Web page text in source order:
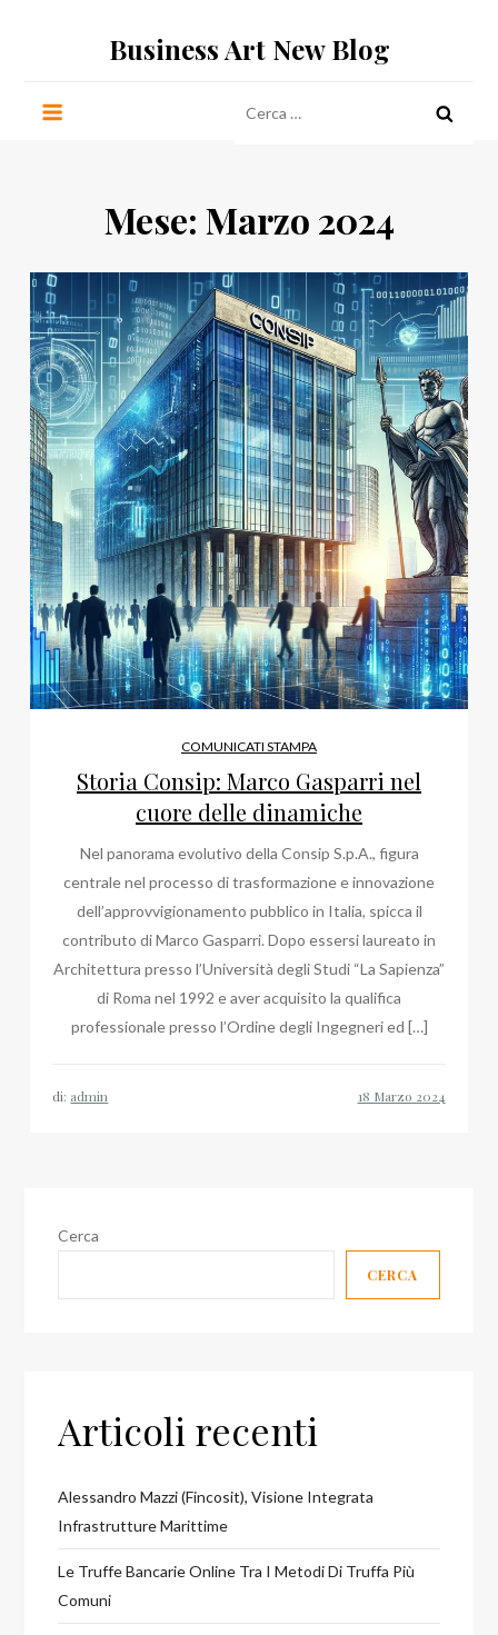
Business Art New Blog
per:
Mese: Marzo 2024
COMUNICATI STAMPA
Storia Consip: Marco Gasparri nel
cuore delle dinamiche
Nel panorama evolutivo della Consip S.p.A., figura
centrale nel processo di trasformazione e innovazione
dell’approvvigionamento pubblico in Italia, spicca il
contributo di Marco Gasparri. Dopo essersi laureato in
Architettura presso l’Università degli Studi “La Sapienza”
di Roma nel 1992 e aver acquisito la qualifica
professionale presso l’Ordine degli Ingegneri ed […]
di: admin
Cerca
CERCA
Articoli recenti
Alessandro Mazzi (Fincosit), Visione Integrata
Infrastrutture Marittime
Le Truffe Bancarie Online Tra I Metodi Di Truffa Più
Comuni